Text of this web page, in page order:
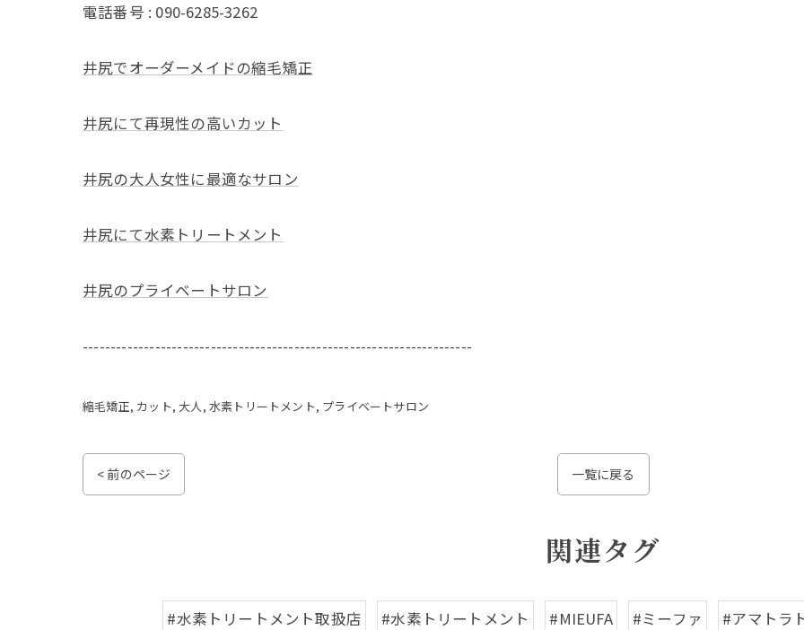
電話番号 : 090-6285-3262
井尻でオーダーメイドの縮毛矯正
井尻にて再現性の高いカット
井尻の大人女性に最適なサロン
井尻にて水素トリートメント
井尻のプライベートサロン
----------------------------------------------------------------------
縮毛矯正 カット 大人 水素トリートメント プライベートサロン
< 前のページ 一覧に戻る
関連タグ
#水素トリートメント取扱店 #水素トリートメント #MIEUFA #ミーファ #アマトラ